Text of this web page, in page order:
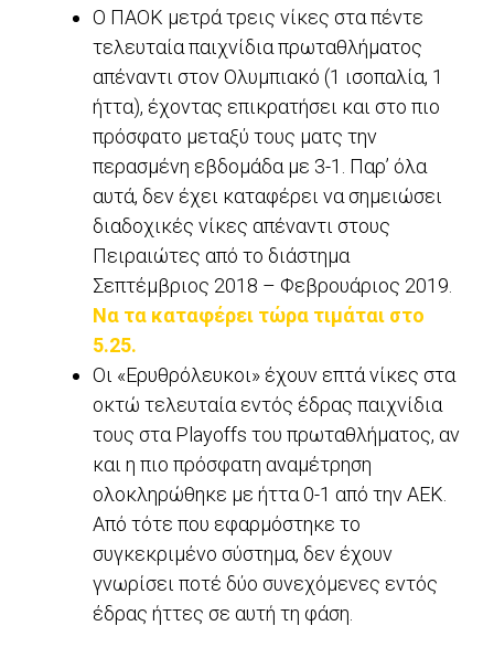
Ο ΠΑΟΚ μετρά τρεις νίκες στα πέντε
τελευταία παιχνίδια πρωταθλήματος
απέναντι στον Ολυμπιακό (1 ισοπαλία, 1
ήττα), έχοντας επικρατήσει και στο πιο
πρόσφατο μεταξύ τους ματς την
περασμένη εβδομάδα με 3-1. Παρ’ όλα
αυτά, δεν έχει καταφέρει να σημειώσει
διαδοχικές νίκες απέναντι στους
Πειραιώτες από το διάστημα
Σεπτέμβριος 2018 – Φεβρουάριος 2019.
Να τα καταφέρει τώρα τιμάται στο
5.25.
Οι «Ερυθρόλευκοι» έχουν επτά νίκες στα
οκτώ τελευταία εντός έδρας παιχνίδια
τους στα Playoffs του πρωταθλήματος, αν
και η πιο πρόσφατη αναμέτρηση
ολοκληρώθηκε με ήττα 0-1 από την ΑΕΚ.
Από τότε που εφαρμόστηκε το
συγκεκριμένο σύστημα, δεν έχουν
γνωρίσει ποτέ δύο συνεχόμενες εντός
έδρας ήττες σε αυτή τη φάση.